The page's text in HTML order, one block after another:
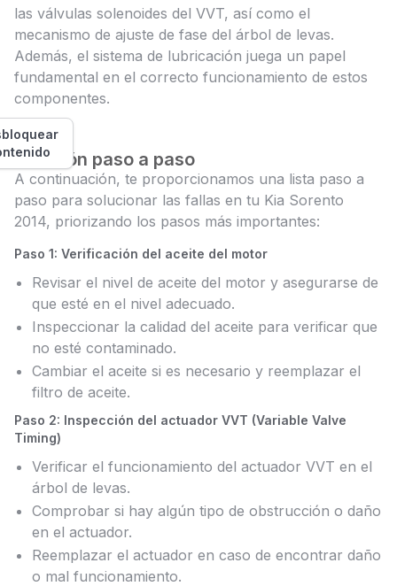
las válvulas solenoides del VVT, así como el
mecanismo de ajuste de fase del árbol de levas.
Además, el sistema de lubricación juega un papel
fundamental en el correcto funcionamiento de estos
componentes.
Solución paso a paso
A continuación, te proporcionamos una lista paso a
paso para solucionar las fallas en tu Kia Sorento
2014, priorizando los pasos más importantes:
Paso 1: Verificación del aceite del motor
Revisar el nivel de aceite del motor y asegurarse de
que esté en el nivel adecuado.
Inspeccionar la calidad del aceite para verificar que
no esté contaminado.
Cambiar el aceite si es necesario y reemplazar el
filtro de aceite.
Paso 2: Inspección del actuador VVT (Variable Valve
Timing)
Verificar el funcionamiento del actuador VVT en el
árbol de levas.
Comprobar si hay algún tipo de obstrucción o daño
en el actuador.
Reemplazar el actuador en caso de encontrar daño
o mal funcionamiento.